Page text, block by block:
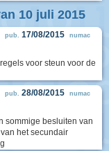
10 juli 2015
pub. 17/08/2015 numac
voor steun voor de
pub. 28/08/2015 numac
sommige besluiten van
het secundair